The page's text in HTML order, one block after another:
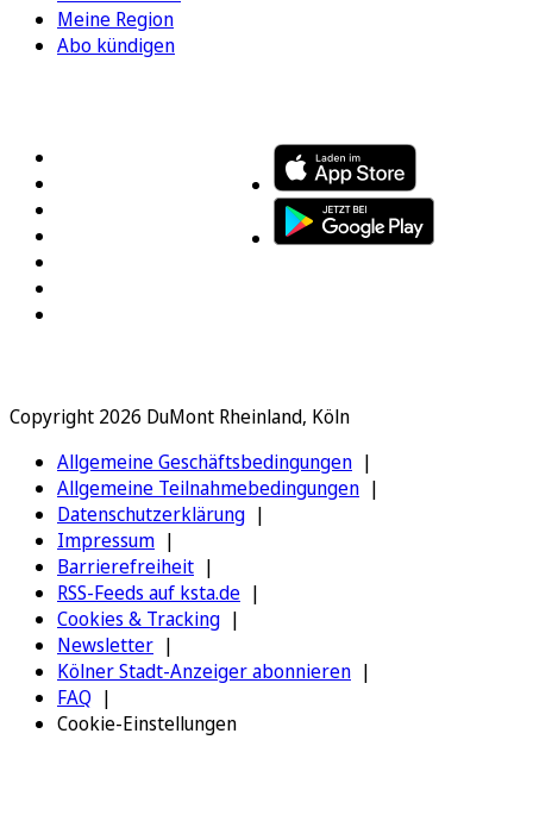
Meine Region
Abo kündigen
Copyright 2026 DuMont Rheinland, Köln
Allgemeine Geschäftsbedingungen
Allgemeine Teilnahmebedingungen
Datenschutzerklärung
Impressum
Barrierefreiheit
RSS-Feeds auf ksta.de
Cookies & Tracking
Newsletter
Kölner Stadt-Anzeiger abonnieren
FAQ
Cookie-Einstellungen